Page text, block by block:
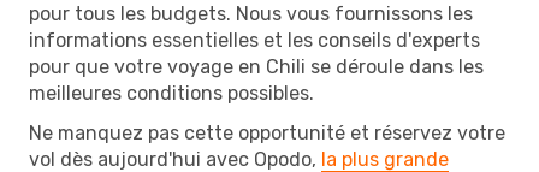
pour tous les budgets. Nous vous fournissons les
informations essentielles et les conseils d'experts
pour que votre voyage en Chili se déroule dans les
meilleures conditions possibles.
Ne manquez pas cette opportunité et réservez votre
vol dès aujourd'hui avec Opodo, la plus grande